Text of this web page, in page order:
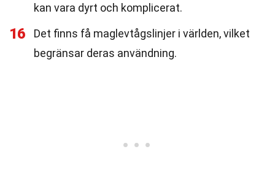
kan vara dyrt och komplicerat.
16
Det finns få maglevtågslinjer i världen, vilket
begränsar deras användning.